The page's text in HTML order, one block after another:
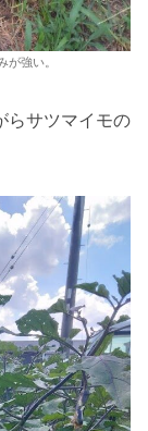
強い。
らサツマイモの